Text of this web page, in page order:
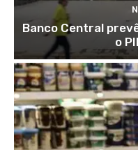
Banco Central
o